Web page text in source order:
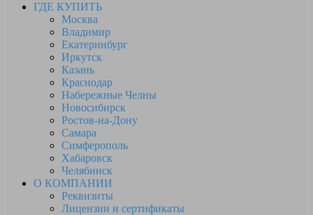
ГДЕ КУПИТЬ
Москва
Владимир
Екатеринбург
Иркутск
Казань
Краснодар
Набережные Челны
Новосибирск
Ростов-на-Дону
Самара
Симферополь
Хабаровск
Челябинск
О КОМПАНИИ
Реквизиты
Лицензии и сертификаты